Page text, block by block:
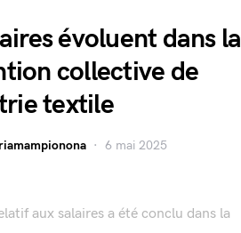
évoluent dans la
collective de
textile
6 mai 2025
aux salaires a été conclu dans la